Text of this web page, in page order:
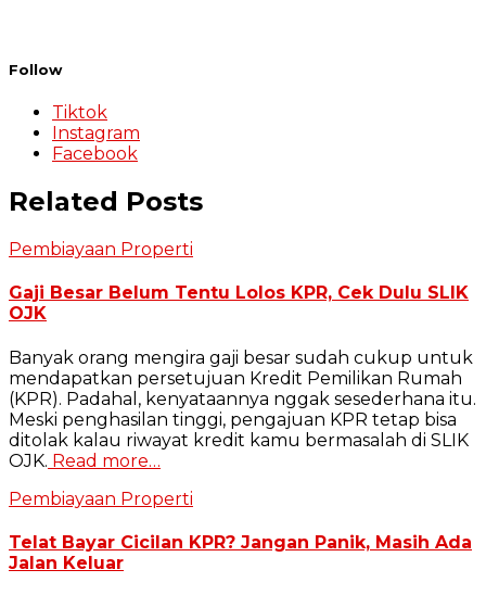
Follow
Tiktok
Instagram
Facebook
Related Posts
Pembiayaan Properti
Gaji Besar Belum Tentu Lolos KPR, Cek Dulu SLIK
OJK
Banyak orang mengira gaji besar sudah cukup untuk
mendapatkan persetujuan Kredit Pemilikan Rumah
(KPR). Padahal, kenyataannya nggak sesederhana itu.
Meski penghasilan tinggi, pengajuan KPR tetap bisa
ditolak kalau riwayat kredit kamu bermasalah di SLIK
OJK. Read more…
Pembiayaan Properti
Telat Bayar Cicilan KPR? Jangan Panik, Masih Ada
Jalan Keluar